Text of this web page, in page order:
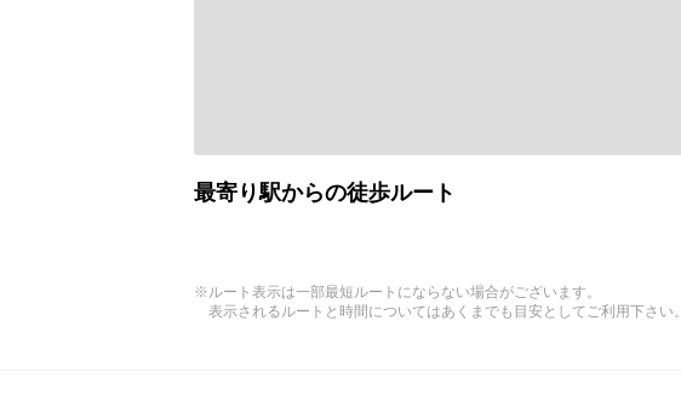
最寄り駅からの徒歩ルート
※ルート表示は一部最短ルートにならない場合がございます。
表示されるルートと時間についてはあくまでも目安としてご利用下さい。